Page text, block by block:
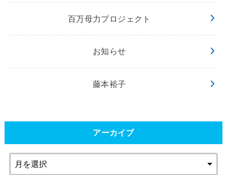
百万母力プロジェクト
お知らせ
藤本裕子
アーカイブ